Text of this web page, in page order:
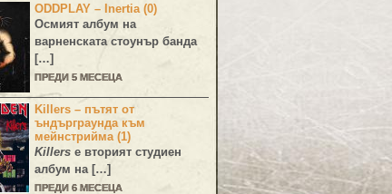
ODDPLAY – Inertia (0)
Осмият албум на
варненската стоунър банда
[…]
ПРЕДИ 5 МЕСЕЦА
Killers – пътят от
ъндърграунда към
мейнстрийма (1)
Killers е вторият студиен
албум на […]
ПРЕДИ 6 МЕСЕЦА